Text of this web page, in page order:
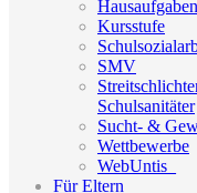
Kursstufe
SMV
Schulsanitäter
Sucht- &
Wettbewerbe
WebUntis_
Für Eltern